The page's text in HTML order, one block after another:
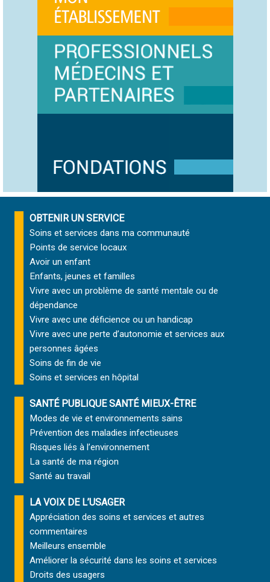
OBTENIR UN SERVICE
Soins et services dans ma communauté
Points de service locaux
Avoir un enfant
Enfants, jeunes et familles
Vivre avec un problème de santé mentale ou de
dépendance
Vivre avec une déficience ou un handicap
Vivre avec une perte d’autonomie et services aux
personnes âgées
Soins de fin de vie
Soins et services en hôpital
SANTÉ PUBLIQUE SANTÉ MIEUX-ÊTRE
Modes de vie et environnements sains
Prévention des maladies infectieuses
Risques liés à l’environnement
La santé de ma région
Santé au travail
LA VOIX DE L’USAGER
Appréciation des soins et services et autres
commentaires
Meilleurs ensemble
Améliorer la sécurité dans les soins et services
Droits des usagers